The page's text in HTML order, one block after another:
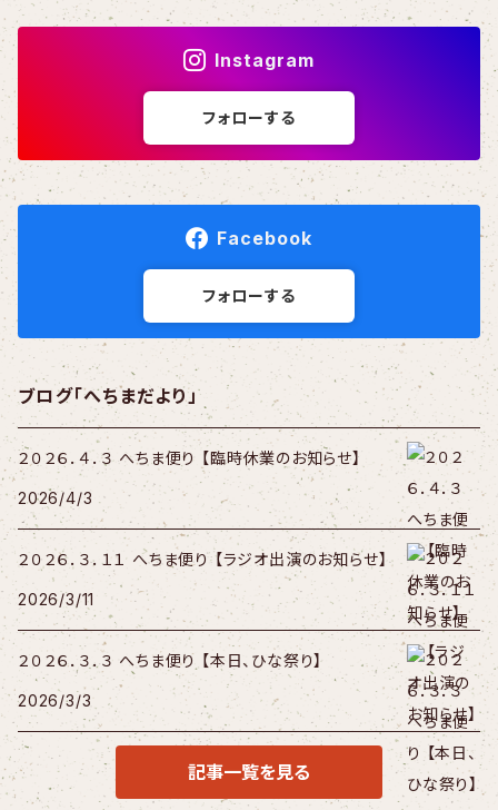
Instagram
フォローする
Facebook
フォローする
ブログ「へちまだより」
２０２６．４．３ へちま便り 【臨時休業のお知らせ】
2026/4/3
２０２６．３．１１ へちま便り 【ラジオ出演のお知らせ】
2026/3/11
２０２６．３．３ へちま便り 【本日、ひな祭り】
2026/3/3
記事一覧を見る